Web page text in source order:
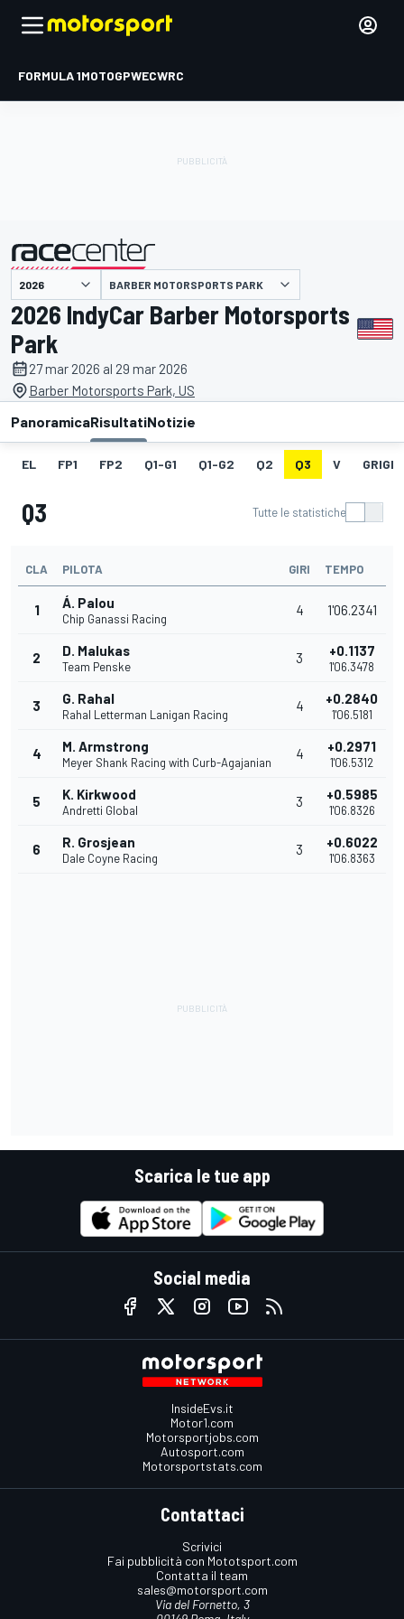
FORMULA 1MOTOGPWECWRC
presentato da BARBER MOTORSPORTS PARK
2026 IndyCar Barber Motorsports
Park
27 mar 2026 al 29 mar 2026
Barber Motorsports Park, US
PanoramicaRisultatiNotizie
EL FP1 FP2 Q1-G1 Q1-G2 Q2 Q3 V
Q3 Tutte le statistiche
CLA PILOTA GIRI TEMPO
1 Á. Palou
Chip Ganassi Racing
4 1'06.2341
2 D. Malukas
Team Penske
3 +0.1137
1'06.3478
3 G. Rahal
Rahal Letterman Lanigan Racing
4 +0.2840
1'06.5181
4 M. Armstrong
Meyer Shank Racing with Curb-Agajanian
4 +0.2971
1'06.5312
5 K. Kirkwood
Andretti Global
3 +0.5985
1'06.8326
6 R. Grosjean
Dale Coyne Racing
3 +0.6022
1'06.8363
Scarica le tue app
Social media
InsideEvs.it
Motor1.com
Motorsportjobs.com
Autosport.com
Motorsportstats.com
Contattaci
Scrivici
Fai pubblicità con Mototsport.com
Contatta il team
sales@motorsport.com
Via del Fornetto, 3